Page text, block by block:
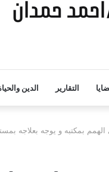
التقارير الدين
بمكتبه و يوجه بعلاجه